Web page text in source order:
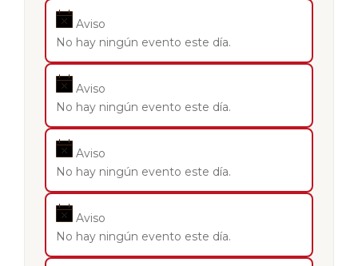
Aviso
No hay ningún evento este día.
Aviso
No hay ningún evento este día.
Aviso
No hay ningún evento este día.
Aviso
No hay ningún evento este día.